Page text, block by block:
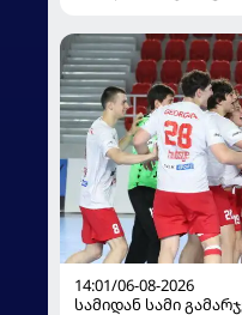
14:01/06-08-2026
სამიდან სამი